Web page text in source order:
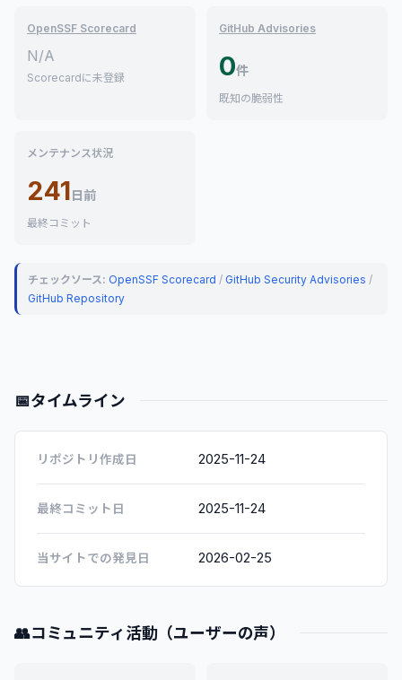
OpenSSF Scorecard
N/A
Scorecardに未登録
GitHub Advisories
0件
既知の脆弱性
メンテナンス状況
241日前
最終コミット
チェックソース: OpenSSF Scorecard / GitHub Security Advisories /
GitHub Repository
📅タイムライン
リポジトリ作成日 2025-11-24
最終コミット日 2025-11-24
当サイトでの発見日 2026-02-25
👥コミュニティ活動（ユーザーの声）